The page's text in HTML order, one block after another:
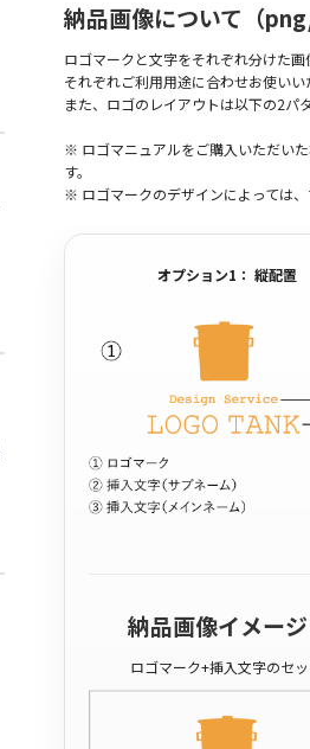
納品画像について（
ロゴマークと文字をそれぞれ分けた
それぞれご利用用途に合わせお使いい
また、ロゴのレイアウトは以下の2パ
※ ロゴマニュアルをご購入いただい
す。
※ ロゴマークのデザインによっては
オプション1： 縦配置
納品画像イメージ
ロゴマーク+挿入文字のセッ